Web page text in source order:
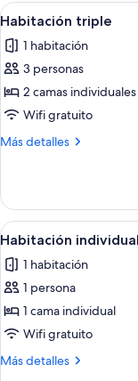
camas
Abrir
todas
las
fotos
de
Habitación
triple
5
Habitación triple
1 habitación
3 personas
2 camas individuales
Wifi gratuito
Más detalles
Más
triple
Abrir
todas
las
fotos
de
Habitación
individual
5
Habitación individual
1 habitación
1 persona
1 cama individual
Wifi gratuito
Más detalles
Más